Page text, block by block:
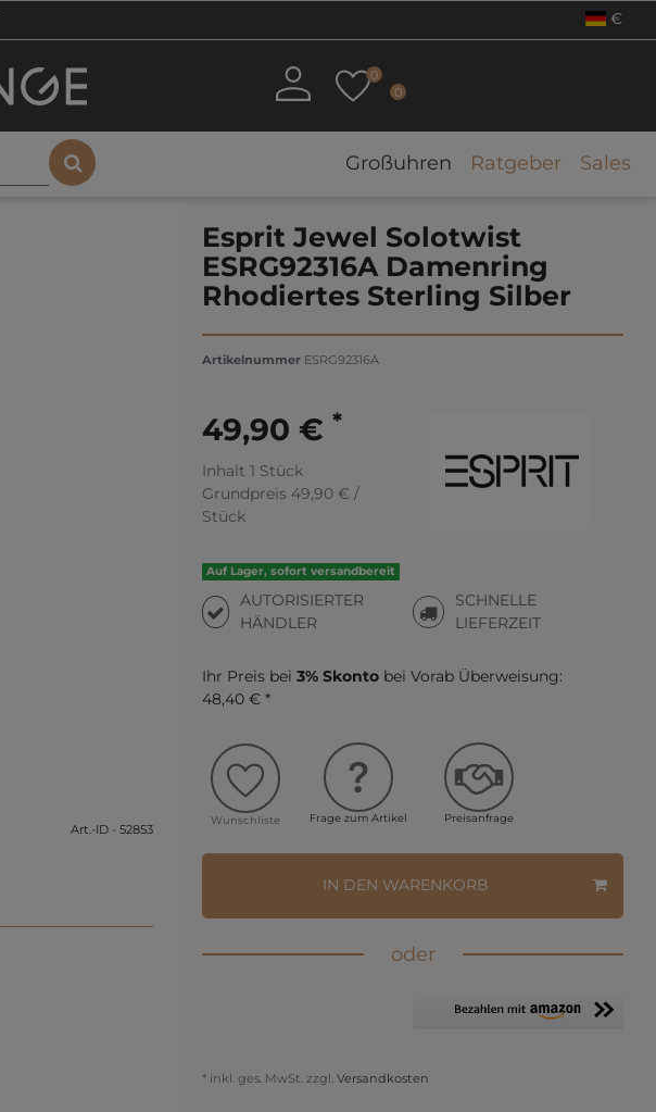
€
0
0
Großuhren Ratgeber Sales
Art.-ID - 52853
Esprit Jewel Solotwist
ESRG92316A Damenring
Rhodiertes Sterling Silber
Artikelnummer ESRG92316A
49,90 € *
Inhalt 1 Stück
Grundpreis 49,90 € /
Stück
Auf Lager, sofort versandbereit
AUTORISIERTER
HÄNDLER
SCHNELLE
LIEFERZEIT
Ihr Preis bei 3% Skonto bei Vorab Überweisung:
48,40 € *
Wunschliste Frage zum Artikel Preisanfrage
IN DEN WARENKORB
oder
* inkl. ges. MwSt. zzgl. Versandkosten